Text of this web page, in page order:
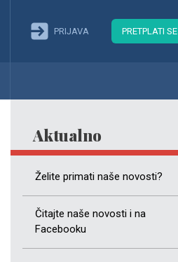
PRIJAVA PRETPLATI SE
Aktualno
Želite primati naše novosti?
Čitajte naše novosti i na
Facebooku